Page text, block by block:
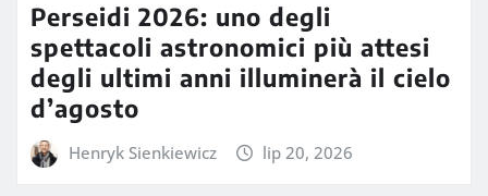
Perseidi 2026: uno degli
spettacoli astronomici più attesi
degli ultimi anni illuminerà il cielo
d’agosto
Henryk Sienkiewicz lip 20, 2026